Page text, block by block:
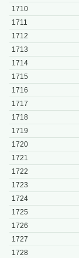
1710
1711
1712
1713
1714
1715
1716
1717
1718
1719
1720
1721
1722
1723
1724
1725
1726
1727
1728